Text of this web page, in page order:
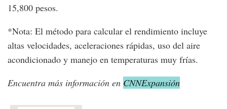
15,800 pesos.
*Nota: El método para calcular el rendimiento incluye
altas velocidades, aceleraciones rápidas, uso del aire
acondicionado y manejo en temperaturas muy frías.
Encuentra más información en CNNExpansión